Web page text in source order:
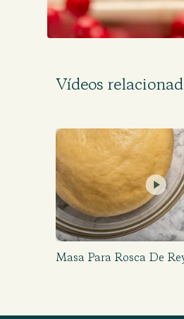
Vídeos
Masa Para Rosca De